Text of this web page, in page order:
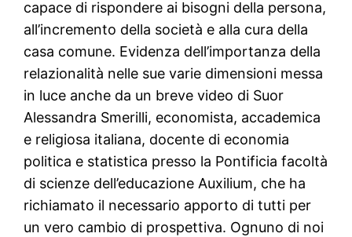
capace di rispondere ai bisogni della persona,
all’incremento della società e alla cura della
casa comune. Evidenza dell’importanza della
relazionalità nelle sue varie dimensioni messa
in luce anche da un breve video di Suor
Alessandra Smerilli, economista, accademica
e religiosa italiana, docente di economia
politica e statistica presso la Pontificia facoltà
di scienze dell’educazione Auxilium, che ha
richiamato il necessario apporto di tutti per
un vero cambio di prospettiva. Ognuno di noi